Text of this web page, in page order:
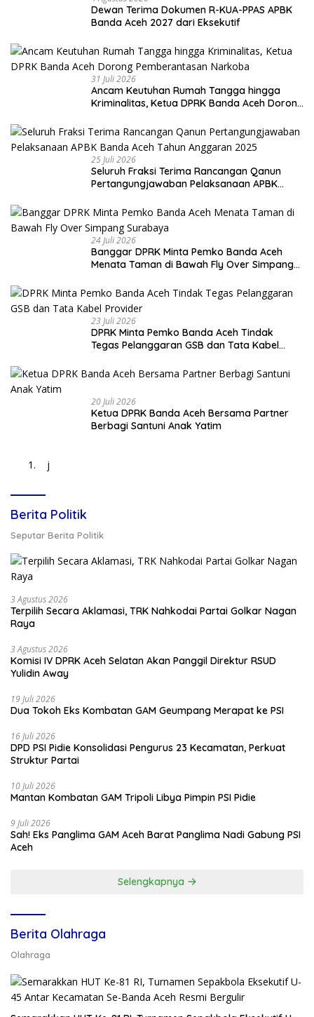
Dewan Terima Dokumen R-KUA-PPAS APBK
Banda Aceh 2027 dari Eksekutif
31 Juli 2026
Ancam Keutuhan Rumah Tangga hingga
Kriminalitas, Ketua DPRK Banda Aceh Dorong
25 Juli 2026
Seluruh Fraksi Terima Rancangan Qanun
Pertangungjawaban Pelaksanaan APBK
24 Juli 2026
Banggar DPRK Minta Pemko Banda Aceh
Menata Taman di Bawah Fly Over Simpang
23 Juli 2026
DPRK Minta Pemko Banda Aceh Tindak
Tegas Pelanggaran GSB dan Tata Kabel
20 Juli 2026
Ketua DPRK Banda Aceh Bersama Partner
Berbagi Santuni Anak Yatim
j
Berita Politik
Seputar Berita Politik
3 Agustus 2026
Terpilih Secara Aklamasi, TRK Nahkodai Partai Golkar Nagan
Raya
3 Agustus 2026
Komisi IV DPRK Aceh Selatan Akan Panggil Direktur RSUD
Yulidin Away
19 Juli 2026
Dua Tokoh Eks Kombatan GAM Geumpang Merapat ke PSI
16 Juli 2026
DPD PSI Pidie Konsolidasi Pengurus 23 Kecamatan, Perkuat
Struktur Partai
10 Juli 2026
Mantan Kombatan GAM Tripoli Libya Pimpin PSI Pidie
9 Juli 2026
Sah! Eks Panglima GAM Aceh Barat Panglima Nadi Gabung PSI
Aceh
Selengkapnya
Berita Olahraga
Olahraga